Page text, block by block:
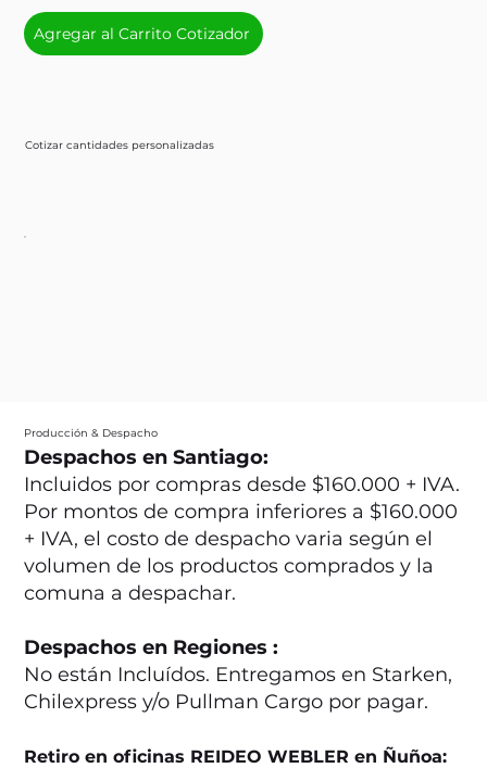
Cotizar cantidades personalizadas
Agregar al Carrito Cotizador
Producción & Despacho
Despachos en Santiago:
Incluidos por compras desde $160.000 + IVA.
Por montos de compra inferiores a $160.000
+ IVA, el costo de despacho varia según el
volumen de los productos comprados y la
comuna a despachar.
Despachos en Regiones :
No están Incluídos. Entregamos en Starken,
Chilexpress y/o Pullman Cargo por pagar.
Retiro en oficinas REIDEO WEBLER en Ñuñoa: